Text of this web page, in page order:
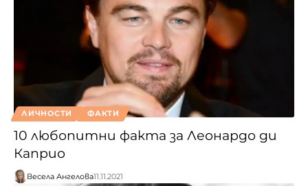
ЛИЧНОСТИ ФАКТИ
10 любопитни факта за Леонардо ди
Каприо
Весела Ангелова11.11.2021